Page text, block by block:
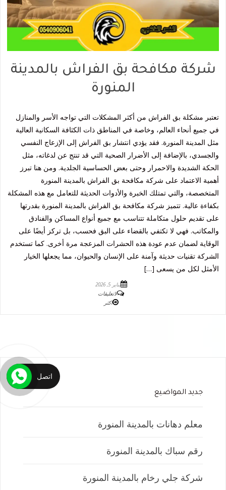
شركة مكافحة بق الفراش بالمدينة
المنورة
تعتبر مشكلة بق الفراش من أكثر المشكلات التي تواجه الأسر والمنازل
في جميع أنحاء العالم، وخاصة في المناطق ذات الكثافة السكانية العالية
مثل المدينة المنورة. فقد يؤدي انتشار بق الفراش إلى الإزعاج النفسي
والجسدي، بالإضافة إلى الأضرار الصحية التي قد تنتج عن لدغاته، مثل
الحكة الشديدة والاحمرار وحتى بعض الحساسية الجلدية. ومن هنا تبرز
أهمية الاعتماد على شركة مكافحة بق الفراش بالمدينة المنورة
المتخصصة، والتي تمتلك الخبرة والأدوات الحديثة للتعامل مع هذه المشكلة
بكفاءة عالية. تتميز شركة مكافحة بق الفراش بالمدينة المنورة بقدرتها
على تقديم حلول متكاملة تتناسب مع جميع أنواع المساكن والفنادق
والمكاتب. فهي لا تكتفي بالقضاء على البق فحسب، بل تركز أيضًا على
الوقاية لضمان عدم عودة هذه الحشرات المزعجة مرة أخرى. كما تستخدم
الشركة تقنيات حديثة وآمنة على الإنسان والحيوان، مما يجعلها الخيار
الأمثل لكل من يسعى […]
يناير 5, 2026
لاتعليقات
اكثر
جديد المواضيع
معلم دهانات بالمدينة المنورة
رقم سباك بالمدينة المنورة
شركة جلي رخام بالمدينة المنورة
اتصل